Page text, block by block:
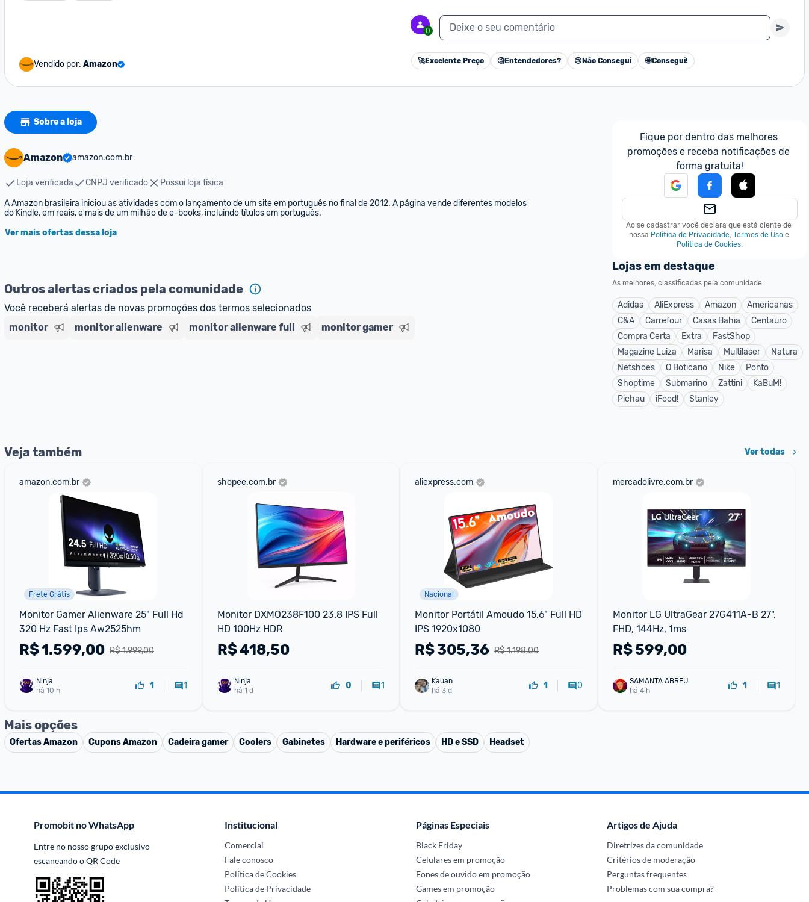
Vendido por: Amazon
0 Deixe o seu comentário
🚀Excelente Preço 🧐Entendedores? 😢 Não Consegui 🤩Consegui!
Sobre a loja
Amazon amazon.com.br
Loja verificada CNPJ verificado
Possui loja física
A Amazon brasileira iniciou as atividades com o lançamento de um site em português no final de 2012. A página vende diferentes modelos
do Kindle, em reais, e mais de um milhão de e-books, incluindo títulos em português.
Ver mais ofertas dessa loja
Outros alertas criados pela comunidade
Você receberá alertas de novas promoções dos termos selecionados
monitor
monitor alienware monitor alienware full monitor gamer
Fique por dentro das melhores
promoções e receba notificações de
forma gratuita!
Ao se cadastrar você declara que está ciente de
nossa Política de Privacidade, Termos de Uso e
Política de Cookies.
Lojas em destaque
As melhores, classificadas pela comunidade
Adidas AliExpress Amazon
Americanas
C&A
Carrefour Casas Bahia
Centauro
Compra Certa
Extra
FastShop
Magazine Luiza
Marisa Multilaser
Natura
Netshoes
O Boticario Nike
Ponto
Shoptime
Submarino Zattini
KaBuM!
Pichau
iFood! Stanley
Veja também Ver todas
amazon.com.br
Frete Grátis
Monitor Gamer Alienware 25" Full Hd
320 Hz Fast Ips Aw2525hm
R$ 1.999,00
R$1.599,00
há 10 h
1 1
shopee.com.br
Monitor DXMO238F100 23.8 IPS Full
HD 100Hz HDR
R$418,50
há 1 d
0 1
aliexpress.com
Nacional
Monitor Portátil Amoudo 15,6" Full HD
IPS 1920x1080
R$ 1.198,00
R$305,36
Kauan
há 3 d
1 0
mercadolivre.com.br
Monitor LG UltraGear 27G411A-B 27",
FHD, 144Hz, 1ms
R$599,00
SAMANTA ABREU
há 4 h
1 1
Mais opções
OfertasAmazon CuponsAmazon Cadeira gamer Coolers Gabinetes Hardware e periféricos HD e SSD Headset
Promobit no WhatsApp
Entre no nosso grupo exclusivo
escaneando o QR Code
Institucional
Comercial
Fale conosco
Política de Cookies
Política de Privacidade
Páginas Especiais
Black Friday
Celulares em promoção
Fones de ouvido em promoção
Games em promoção
Artigos de Ajuda
Diretrizes da comunidade
Critérios de moderação
Perguntas frequentes
Problemas com sua compra?